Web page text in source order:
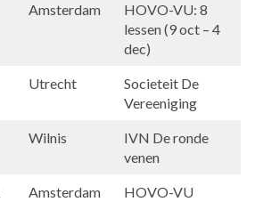
Amsterdam
HOVO-VU: 8
lessen (9 oct – 4
dec)
Utrecht
Societeit De
Vereeniging
Wilnis
IVN De ronde
venen
Amsterdam
HOVO-VU